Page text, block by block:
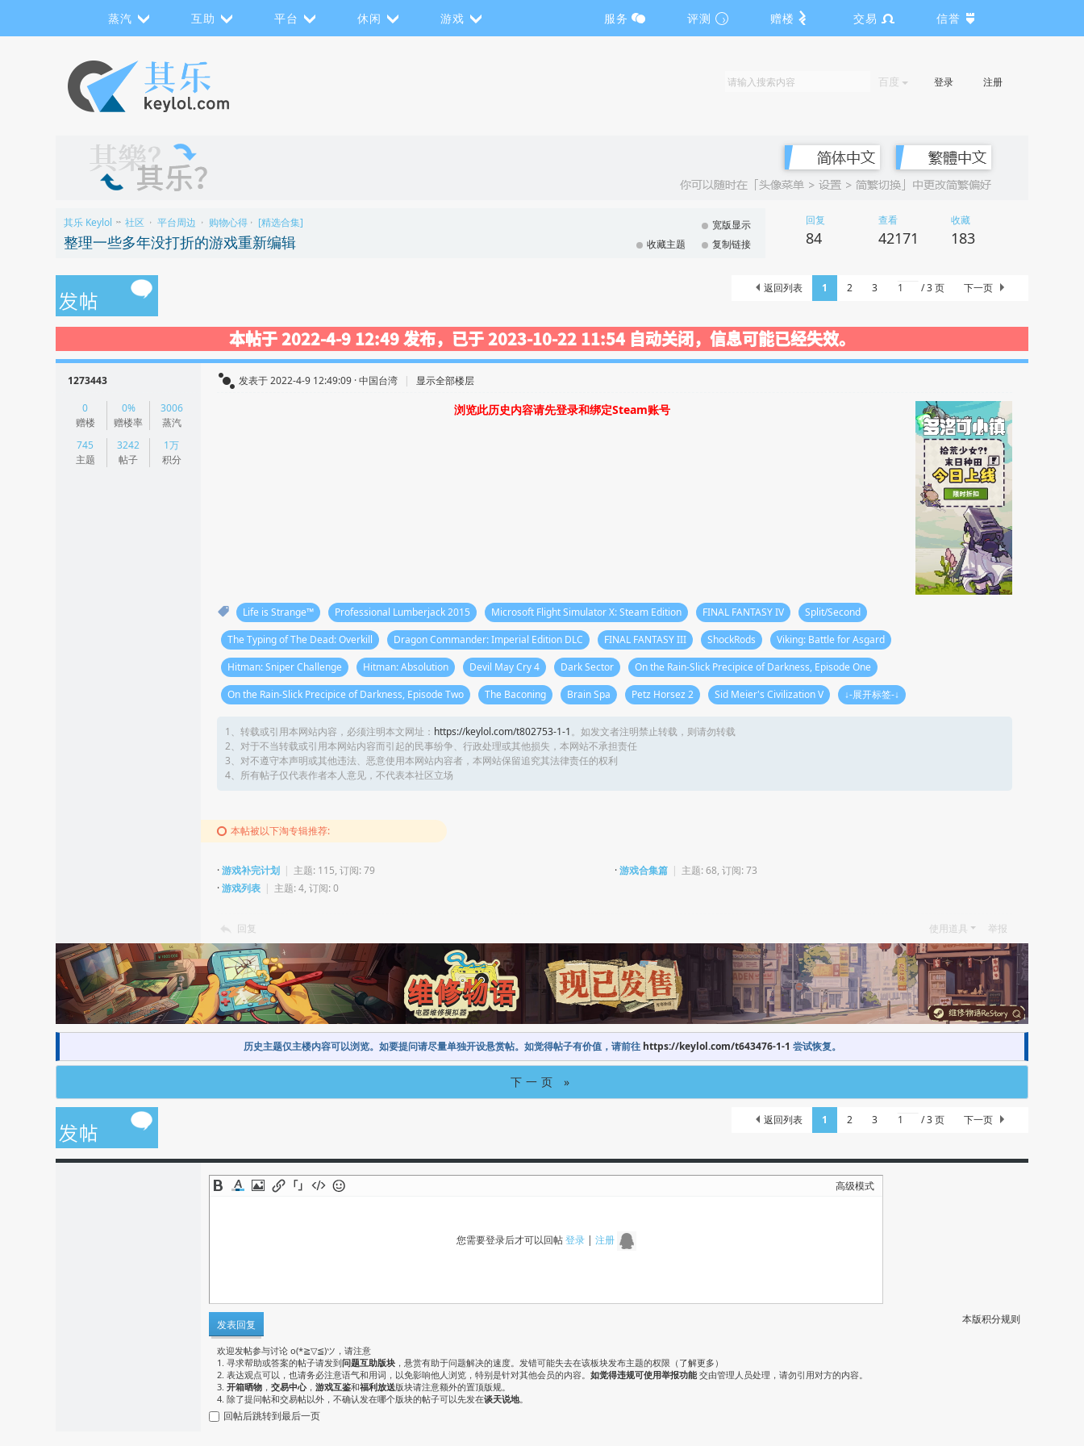
蒸汽 互助 平台 休闲 游戏 服务 评测 赠楼 交易 信誉
百度 登录 注册
其乐 Keylol >> 社区 › 平台周边 › 购物心得 › [精选合集]
整理一些多年没打折的游戏重新编辑
宽版显示
收藏主题
复制链接
回复
84
查看
42171
收藏
183
1 2 3 / 3 页 下一页
返回列表
本帖于 2022-4-9 12:49 发布，已于 2023-10-22 11:54 自动关闭，信息可能已经失效。
1273443
0
赠楼
0%
赠楼率
3006
蒸汽
745
主题
3242
帖子
1万
积分
发表于 2022-4-9 12:49:09 · 中国台湾 |
显示全部楼层
浏览此历史内容请先登录和绑定Steam账号
Life is Strange™ Professional Lumberjack 2015 Microsoft Flight Simulator X: Steam Edition FINAL FANTASY IV
Split/Second
The Typing of The Dead: Overkill
Dragon Commander: Imperial Edition DLC FINAL FANTASY III ShockRods
Viking: Battle for Asgard
Hitman: Sniper Challenge
Hitman: Absolution Devil May Cry 4 Dark Sector
On the Rain-Slick Precipice of Darkness, Episode One
On the Rain-Slick Precipice of Darkness, Episode Two
The Baconing Brain Spa Petz Horsez 2 Sid Meier's Civilization V ↓-展开标签-↓
1、转载或引用本网站内容，必须注明本文网址： https://keylol.com/t802753-1-1。如发文者注明禁止转载，则请勿转载
2、对于不当转载或引用本网站内容而引起的民事纷争、行政处理或其他损失，本网站不承担责任
3、对不遵守本声明或其他违法、恶意使用本网站内容者，本网站保留追究其法律责任的权利
4、所有帖子仅代表作者本人意见，不代表本社区立场
本帖被以下淘专辑推荐:
·游戏补完计划 | 主题: 115, 订阅: 79 ·游戏合集篇 | 主题: 68, 订阅: 73
·游戏列表 | 主题: 4, 订阅: 0
回复 使用道具 举报
历史主题仅主楼内容可以浏览。如要提问请尽量单独开设悬赏帖。如觉得帖子有价值，请前往 https://keylol.com/t643476-1-1 尝试恢复。
下一页 »
1 2 3 / 3 页 下一页
返回列表
高级模式
您需要登录后才可以回帖登录| 注册
本版积分规则
发表回复
欢迎发帖参与讨论 o(*≧▽≦)ツ，请注意
1. 寻求帮助或答案的帖子请发到问题互助版块 ，悬赏有助于问题解决的速度。发错可能失去在该板块发布主题的权限（ 了解更多 ）
2. 表达观点可以，也请务必注意语气和用词，以免影响他人浏览，特别是针对其他会员的内容。 如觉得违规可使用举报功能 交由管理人员处理，请勿引用对方的内容。
3. 开箱晒物 ， 交易中心， 游戏互鉴和福利放送版块请注意额外的置顶版规。
4. 除了提问帖和交易帖以外，不确认发在哪个版块的帖子可以先发在谈天说地。
回帖后跳转到最后一页